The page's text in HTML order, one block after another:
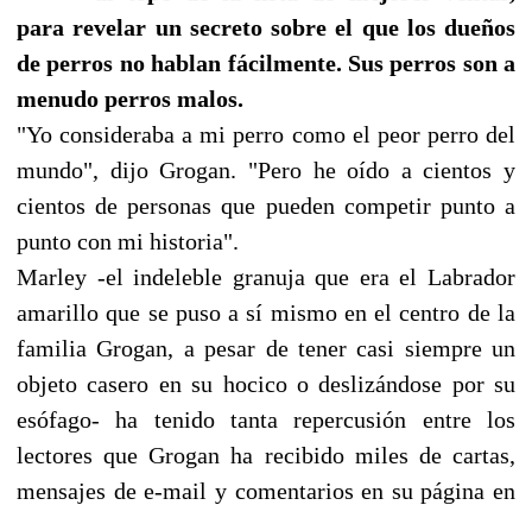
para revelar un secreto sobre el que los dueños
de perros no hablan fácilmente. Sus perros son a
menudo perros malos.
"Yo consideraba a mi perro como el peor perro del
mundo", dijo Grogan. "Pero he oído a cientos y
cientos de personas que pueden competir punto a
punto con mi historia".
Marley -el indeleble granuja que era el Labrador
amarillo que se puso a sí mismo en el centro de la
familia Grogan, a pesar de tener casi siempre un
objeto casero en su hocico o deslizándose por su
esófago- ha tenido tanta repercusión entre los
lectores que Grogan ha recibido miles de cartas,
mensajes de e-mail y comentarios en su página en